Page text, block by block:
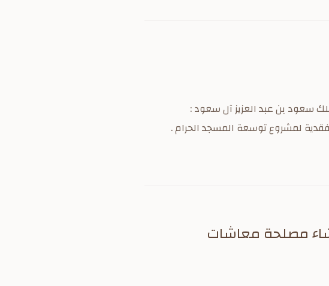
سعود بن عبد العزيز آل سعود :
مصلحة معاشات